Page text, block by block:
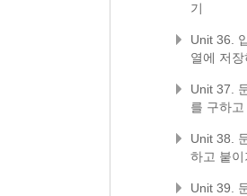
기
Unit 36.
열에 저장
Unit 37.
를 구하
Unit 38.
하고 붙이
Unit 39.